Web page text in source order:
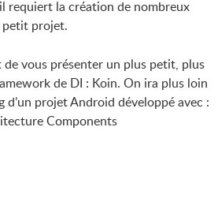
requiert la création de nombreux
petit projet.
vous présenter un plus petit, plus
de DI : Koin. On ira plus loin
projet Android développé avec :
Components